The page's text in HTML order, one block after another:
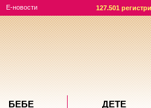
Е-новости 127.501
БЕБЕ ДЕТЕ